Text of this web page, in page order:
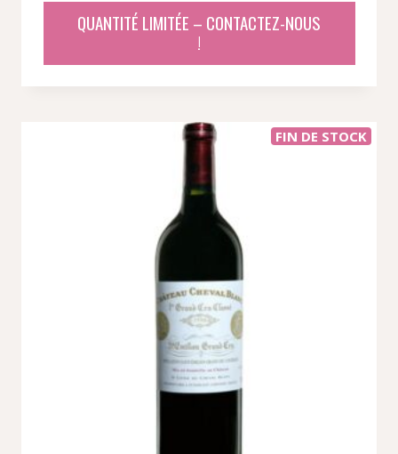
initial
était :
actuel
est :
QUANTITÉ LIMITÉE – CONTACTEZ-NOUS
!
FIN DE STOCK